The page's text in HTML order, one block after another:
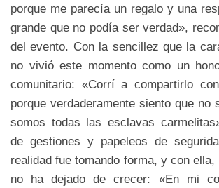
porque me parecía un regalo y una
grande que no podía ser verdad»,
del evento. Con la sencillez que la
no vivió este momento como un
comunitario: «Corrí a compartirlo
porque verdaderamente siento que no
somos todas las esclavas
de gestiones y papeleos de
realidad fue tomando forma, y con
no ha dejado de crecer: «En mi